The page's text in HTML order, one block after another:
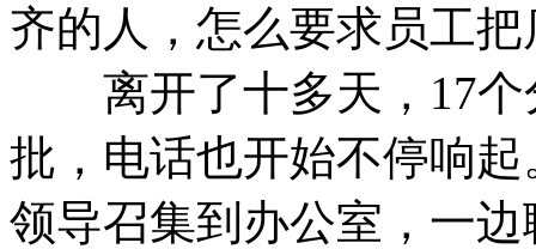
齐的人，怎么要求员工
离开了十多天，17个
批，电话也开始不停响
领导召集到办公室，一